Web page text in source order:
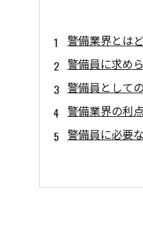
警備業界とは
警備員に求め
警備員として
警備業界の利
警備員に必要